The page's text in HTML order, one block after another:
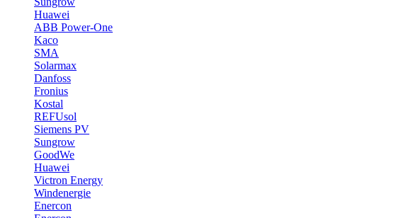
Huawei
ABB Power-One
Kaco
SMA
Solarmax
Danfoss
Fronius
Kostal
REFUsol
Siemens PV
Sungrow
GoodWe
Huawei
Victron Energy
Windenergie
Enercon